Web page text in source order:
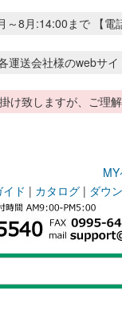
～8月:14:00まで 【
送会社様のwebサイ
致しますが、ご理解
ド | カタログ | ダウ